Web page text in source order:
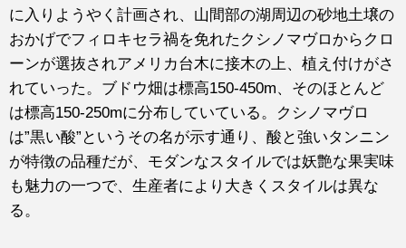
に入りようやく計画され、山間部の湖周辺の砂地土壌の
おかげでフィロキセラ禍を免れたクシノマヴロからクロ
ーンが選抜されアメリカ台木に接木の上、植え付けがさ
れていった。ブドウ畑は標高150-450m、そのほとんど
は標高150-250mに分布していている。クシノマヴロ
は”黒い酸”というその名が示す通り、酸と強いタンニン
が特徴の品種だが、モダンなスタイルでは妖艶な果実味
も魅力の一つで、生産者により大きくスタイルは異な
る。